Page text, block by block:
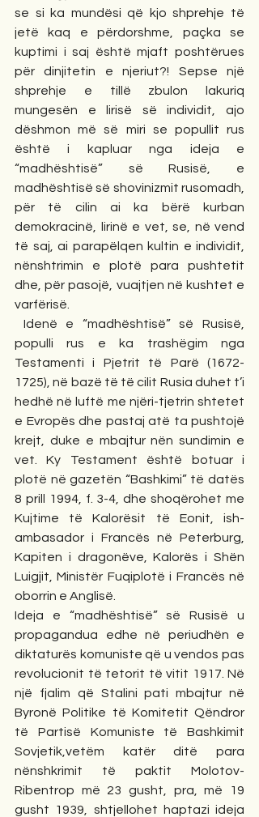
se si ka mundësi që kjo shprehje të
jetë kaq e përdorshme, paçka se
kuptimi i saj është mjaft poshtërues
për dinjitetin e njeriut?! Sepse një
shprehje e tillë zbulon lakuriq
mungesën e lirisë së individit, ajo
dëshmon më së miri se popullit rus
është i kapluar nga ideja e
“madhështisë” së Rusisë, e
madhështisë së shovinizmit rusomadh,
për të cilin ai ka bërë kurban
demokracinë, lirinë e vet, se, në vend
të saj, ai parapëlqen kultin e individit,
nënshtrimin e plotë para pushtetit
dhe, për pasojë, vuajtjen në kushtet e
varfërisë.
populli rus e ka trashëgim nga
Testamenti i Pjetrit të Parë (1672-
1725), në bazë të të cilit Rusia duhet t’i
hedhë në luftë me njëri-tjetrin shtetet
e Evropës dhe pastaj atë ta pushtojë
krejt, duke e mbajtur nën sundimin e
vet. Ky Testament është botuar i
plotë në gazetën “Bashkimi” të datës
8 prill 1994, f. 3-4, dhe shoqërohet me
Kujtime të Kalorësit të Eonit, ish-
ambasador i Francës në Peterburg,
Kapiten i dragonëve, Kalorës i Shën
Luigjit, Ministër Fuqiplotë i Francës në
oborrin e Anglisë.
Ideja e “madhështisë” së Rusisë u
propagandua edhe në periudhën e
diktaturës komuniste që u vendos pas
revolucionit të tetorit të vitit 1917. Në
një fjalim që Stalini pati mbajtur në
Byronë Politike të Komitetit Qëndror
të Partisë Komuniste të Bashkimit
Sovjetik,vetëm katër ditë para
nënshkrimit të paktit Molotov-
Ribentrop më 23 gusht, pra, më 19
gusht 1939, shtjellohet haptazi ideja